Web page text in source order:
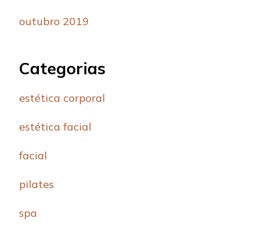
outubro 2019
Categorias
estética corporal
estética facial
facial
pilates
spa